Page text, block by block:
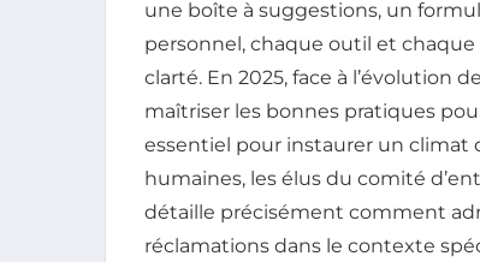
une boîte à suggestions, un
personnel, chaque outil et
clarté. En 2025, face à l’évolution
maîtriser les bonnes pratiques
essentiel pour instaurer un climat
humaines, les élus du comité
détaille précisément comment
réclamations dans le contexte